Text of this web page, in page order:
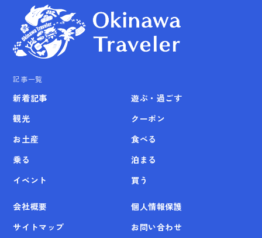
記事一覧
新着記事
観光
お土産
乗る
イベント
遊ぶ・過ごす
クーポン
食べる
泊まる
買う
会社概要
個人情報保護
サイトマップ
お問い合わせ